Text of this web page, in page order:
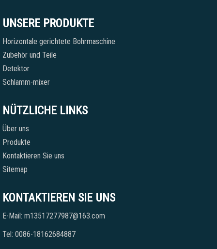
UNSERE PRODUKTE
Horizontale gerichtete Bohrmaschine
Zubehör und Teile
Detektor
Schlamm-mixer
NÜTZLICHE LINKS
Über uns
Produkte
Kontaktieren Sie uns
Sitemap
KONTAKTIEREN SIE UNS
E-Mail: m13517277987@163.com
Tel: 0086-18162684887